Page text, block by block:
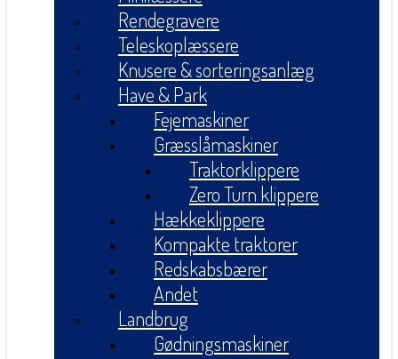
Rendegravere
Teleskoplæssere
Knusere & sorteringsanlæg
Have & Park
Fejemaskiner
Græsslåmaskiner
Traktorklippere
Zero Turn klippere
Hækkeklippere
Kompakte traktorer
Redskabsbærer
Andet
Landbrug
Gødningsmaskiner